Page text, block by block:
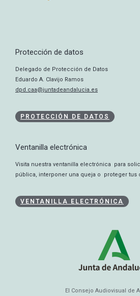
Protección de datos
Delegado de Protección de Datos
Eduardo A. Clavijo Ramos
dpd.caa@juntadeandalucia.es
PROTECCIÓN DE DATOS
Ventanilla electrónica
Visita nuestra ventanilla electrónica para
pública, interponer una queja o proteger tus
VENTANILLA ELECTRÓNICA
El Consejo Audiovisual de